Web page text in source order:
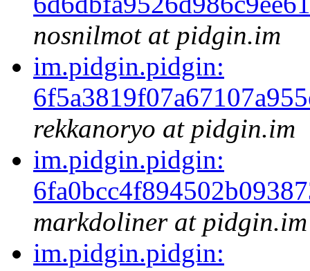
nosnilmot at pidgin.im
im.pidgin.pidgin:
rekkanoryo at pidgin.im
im.pidgin.pidgin:
markdoliner at pidgin.im
im.pidgin.pidgin: